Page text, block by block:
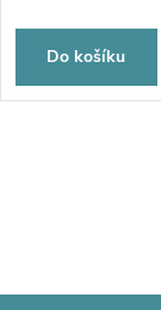
Do košíku